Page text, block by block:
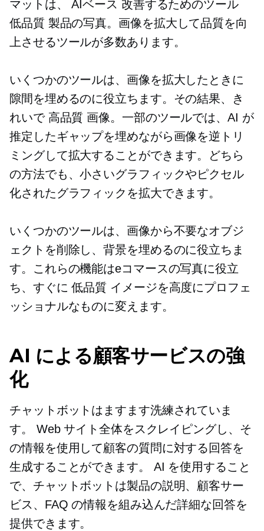
マットは、AIベース 改善するためのツール
低品質 製品の写真。画像を拡大して品質を向
上させるツールが多数あります。
いくつかのツールは、画像を拡大したときに
隙間を埋めるのに役立ちます。その結果、き
れいで 高品質 画像。一部のツールでは、AI が
推定したギャップを埋めながら画像を逆トリ
ミングして拡大することができます。どちら
の方法でも、小さいグラフィックやピクセル
化されたグラフィックを拡大できます。
いくつかのツールは、画像から不要なオブジ
ェクトを削除し、背景を埋めるのに役立ちま
す。これらの機能はeコマースの写真に役立
ち、すぐに低品質 イメージを高度にプロフェ
ッショナルなものに変えます。
AI による顧客サービスの強
化
チャットボットはますます洗練されていま
す。 Web サイト全体をスクレイピングし、そ
の情報を使用して顧客の質問に対する回答を
生成することができます。 AI を使用すること
で、チャットボットは製品の説明、顧客サー
ビス、FAQ の情報を組み込んだ詳細な回答を
提供できます。